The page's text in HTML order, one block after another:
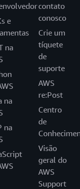
e
na
na
na
contato
conosco
Crie um
tíquete
de
suporte
AWS
re:Post
Centro
de
Visão
geral do
AWS
Support